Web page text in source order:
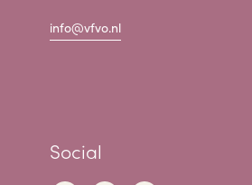
info@vfvo.nl
Social